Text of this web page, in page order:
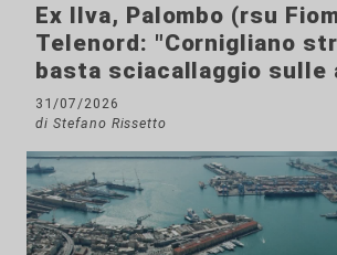
Ex Ilva, Palombo (rsu
Telenord: "Cornigliano
basta sciacallaggio sulle
31/07/2026
di Stefano Rissetto